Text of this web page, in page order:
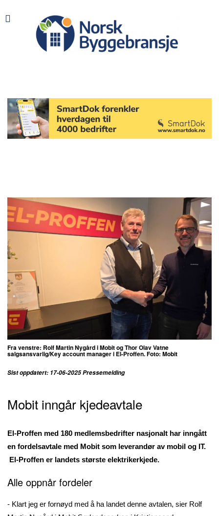
Fra venstre: Rolf Martin Nygård i Mobit og Thor Olav Vatne
salgsansvarlig/Key account manager i El-Proffen. Foto: Mobit
Sist oppdatert: 17-06-2025 Pressemelding
Mobit inngår kjedeavtale
El-Proffen med 180 medlemsbedrifter nasjonalt har inngått
en fordelsavtale med Mobit som leverandør av mobil og IT.
El-Proffen er landets største elektrikerkjede.
Alle oppnår fordeler
- Klart jeg er fornøyd med å ha landet denne avtalen, sier Rolf